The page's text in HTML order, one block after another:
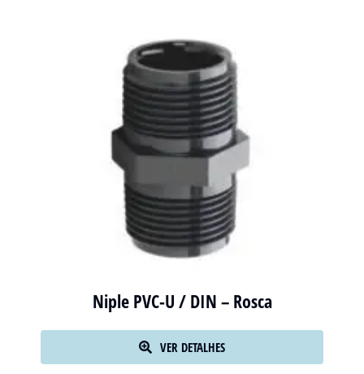
Niple PVC-U / DIN – Rosca
VER DETALHES